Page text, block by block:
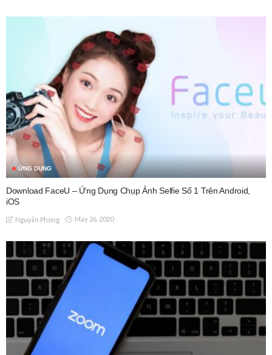
ỨNG DỤNG
Download FaceU – Ứng Dụng Chụp Ảnh Selfie Số 1 Trên Android,
iOS
Nguyễn Phong May 26, 2020